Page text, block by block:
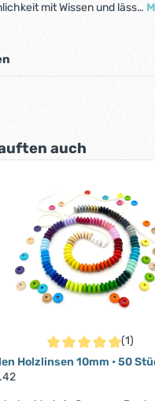
mit Wissen und läss…
überspringen
auch
Durchschnittliche
(1)
Holzlinsen 10mm • 50